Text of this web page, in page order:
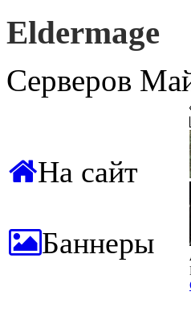
Eldermage
Серверов
На сайт
Баннеры